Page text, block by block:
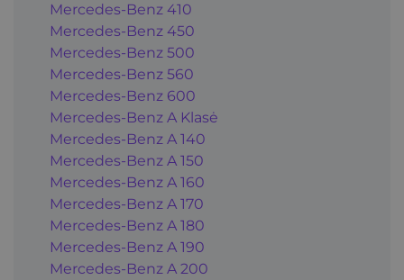
Mercedes-Benz 410
Mercedes-Benz 450
Mercedes-Benz 500
Mercedes-Benz 560
Mercedes-Benz 600
Mercedes-Benz A Klasė
Mercedes-Benz A 140
Mercedes-Benz A 150
Mercedes-Benz A 160
Mercedes-Benz A 170
Mercedes-Benz A 180
Mercedes-Benz A 190
Mercedes-Benz A 200